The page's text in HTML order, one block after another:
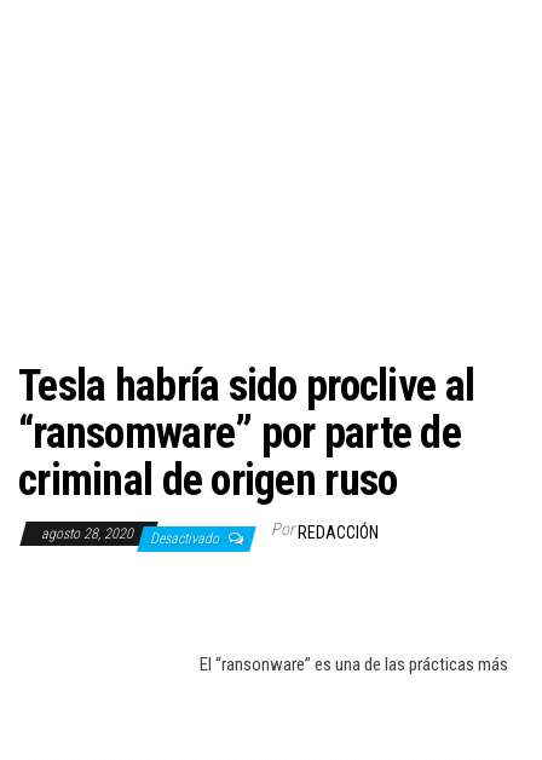
Tesla habría sido proclive al
“ransomware” por parte de
criminal de origen ruso
agosto 28, 2020 Desactivado Por REDACCIÓN
El “ransonware” es una de las prácticas más